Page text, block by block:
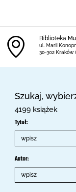
Biblioteka
ul. Marii
30-302 Kraków
Szukaj,
4199 książek
Tytuł:
Autor: